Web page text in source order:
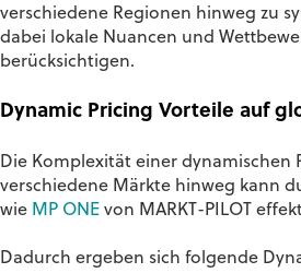
verschiedene Regionen hinweg zu
dabei lokale Nuancen und
berücksichtigen.
Dynamic Pricing Vorteile auf
Die Komplexität einer dynamischen
verschiedene Märkte hinweg kann
wie MP ONE von MARKT-PILOT
Dadurch ergeben sich folgende